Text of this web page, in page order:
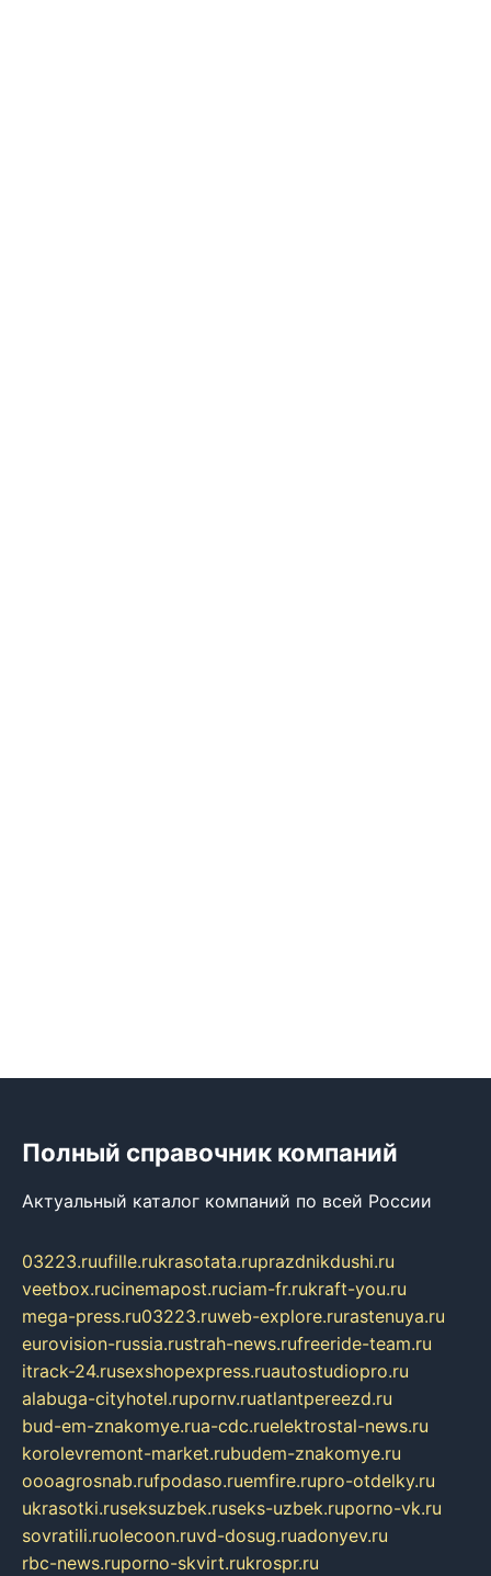
Полный справочник компаний
Актуальный каталог компаний по всей России
03223.ruufille.rukrasotata.ruprazdnikdushi.ru
veetbox.rucinemapost.ruciam-fr.rukraft-you.ru
mega-press.ru03223.ruweb-explore.rurastenuya.ru
eurovision-russia.rustrah-news.rufreeride-team.ru
itrack-24.rusexshopexpress.ruautostudiopro.ru
alabuga-cityhotel.rupornv.ruatlantpereezd.ru
bud-em-znakomye.rua-cdc.ruelektrostal-news.ru
korolevremont-market.rubudem-znakomye.ru
oooagrosnab.rufpodaso.ruemfire.rupro-otdelky.ru
ukrasotki.ruseksuzbek.ruseks-uzbek.ruporno-vk.ru
sovratili.ruolecoon.ruvd-dosug.ruadonyev.ru
rbc-news.ruporno-skvirt.rukrospr.ru